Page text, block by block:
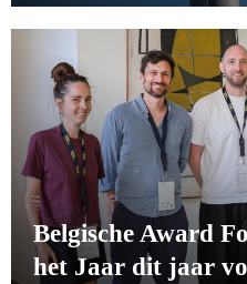
Belgische Award
het Jaar dit jaar